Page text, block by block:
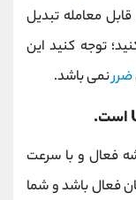
معامله تبدیل
توجه کنید این
ضررنمی ‌باشد.
است.
فعال و با سرعت
فعال باشد و شما